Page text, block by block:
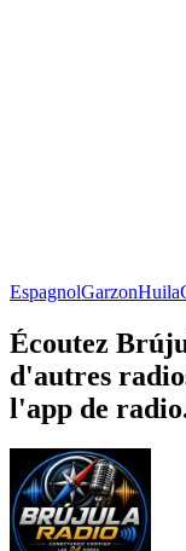
EspagnolGarzonHuila
Écoutez
d'autres
l'app de